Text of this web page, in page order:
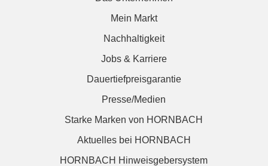
Mein Markt
Nachhaltigkeit
Jobs & Karriere
Dauertiefpreisgarantie
Presse/Medien
Starke Marken von HORNBACH
Aktuelles bei HORNBACH
HORNBACH Hinweisgebersystem